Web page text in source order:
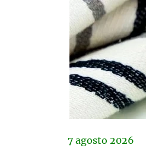
7 agosto 2026